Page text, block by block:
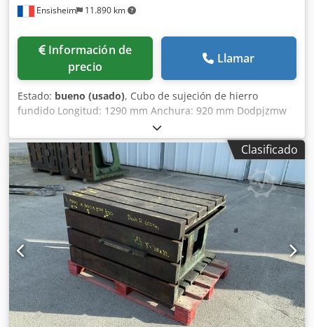
Ensisheim 11.890 km
Información de
precio
Llamar
Estado: bueno (usado), Cubo de sujeción de hierro
fundido Longitud: 1290 mm Anchura: 920 mm Dodpjzmw
Tlsfx Alaskr Altura: 510 mm Dimensiones de las ranuras en
T: 42 x 25 mm 2 caras con ranuras Peso: aproximadamente
1 tonelada
Clasificado